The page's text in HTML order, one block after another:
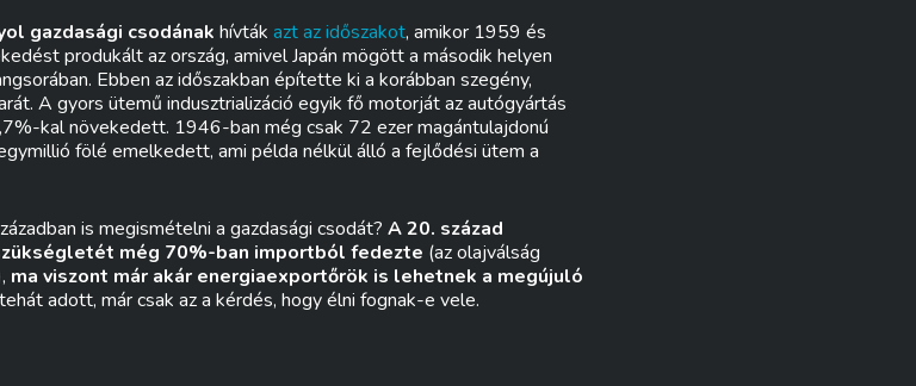
gazdasági csodának hívták azt az időszakot, amikor 1959 és
produkált az ország, amivel Japán mögött a második helyen
Ebben az időszakban építette ki a korábban szegény,
A gyors ütemű indusztrializáció egyik fő motorját az autógyártás
kal növekedett. 1946-ban még csak 72 ezer magántulajdonú
fölé emelkedett, ami példa nélkül álló a fejlődési ütem a
is megismételni a gazdasági csodát? A 20. század
még 70%-ban importból fedezte (az olajválság
ma viszont már akár energiaexportőrök is lehetnek a megújuló
adott, már csak az a kérdés, hogy élni fognak-e vele.